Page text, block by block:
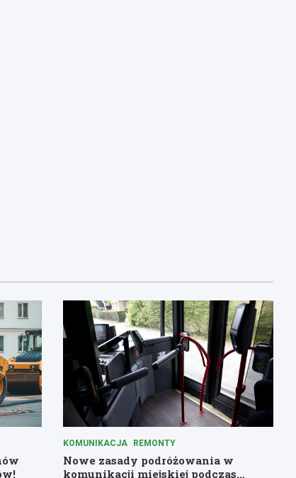
KOMUNIKACJA REMONTY
Nowe zasady podróżowania w
komunikacji miejskiej podczas